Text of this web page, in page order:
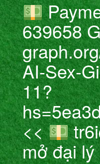
639658
AI-Sex-
11?
<<
mở đại lý